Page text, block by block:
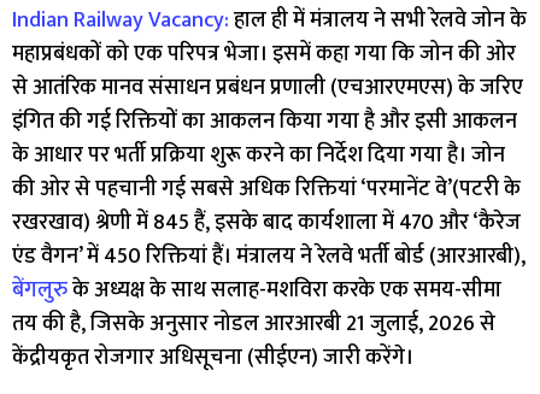
Indian Railway Vacancy:हाल ही में मंत्रालय ने सभी रेलवे जोन के
महाप्रबंधकों को एक परिपत्र भेजा। इसमें कहा गया कि जोन की ओर
से आतंरिक मानव संसाधन प्रबंधन प्रणाली (एचआरएमएस) के जरिए
इंगित की गई रिक्तियों का आकलन किया गया है और इसी आकलन
के आधार पर भर्ती प्रक्रिया शुरू करने का निर्देश दिया गया है। जोन
की ओर से पहचानी गई सबसे अधिक रिक्तियां ‘परमानेंट वे’(पटरी के
रखरखाव) श्रेणी में 845 हैं, इसके बाद कार्यशाला में 470 और ‘कैरेज
एंड वैगन’ में 450 रिक्तियां हैं। मंत्रालय ने रेलवे भर्ती बोर्ड (आरआरबी),
बेंगलुरुके अध्यक्ष के साथ सलाह-मशविरा करके एक समय-सीमा
तय की है, जिसके अनुसार नोडल आरआरबी 21 जुलाई, 2026 से
केंद्रीयकृत रोजगार अधिसूचना (सीईएन) जारी करेंगे।